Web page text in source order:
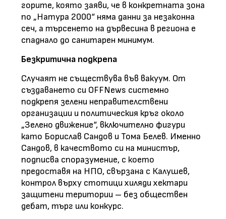
горите, която заяви, че в конкретната зона
по „Натура 2000“ няма данни за незаконна
сеч, а търсенето на дървесина в региона е
спаднало до санитарен минимум.
Безкритична подкрепа
Случаят не съществува във вакуум. От
създаването си OFFNews системно
подкрепя зелени неправителствени
организации и политическия кръг около
„Зелено движение“, включително фигури
като Борислав Сандов и Тома Белев. Именно
Сандов, в качеството си на министър,
подписва споразумение, с което
предоставя на НПО, свързана с Калушев,
контрол върху стотици хиляди хектари
защитени територии – без обществен
дебат, търг или конкурс.